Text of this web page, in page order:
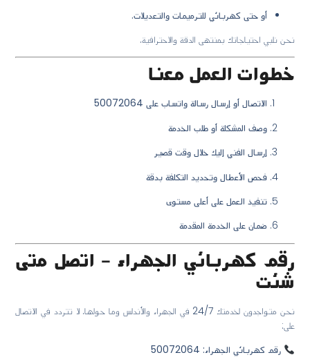
أو حتى كهربائي للترميمات والتعديلات.
نحن نلبي احتياجاتك بمنتهى الدقة والاحترافية.
خطوات العمل معنا
الاتصال أو إرسال رسالة واتساب على 50072064
وصف المشكلة أو طلب الخدمة
إرسال الفني إليك خلال وقت قصير
فحص الأعطال وتحديد التكلفة بدقة
تنفيذ العمل على أعلى مستوى
ضمان على الخدمة المقدمة
رقم كهربائي الجهراء – اتصل متى
شئت
نحن متواجدون لخدمتك 24/7 في الجهراء والأندلس وما حولها. لا تتردد في الاتصال
على:
رقم كهربائي الجهراء: 50072064